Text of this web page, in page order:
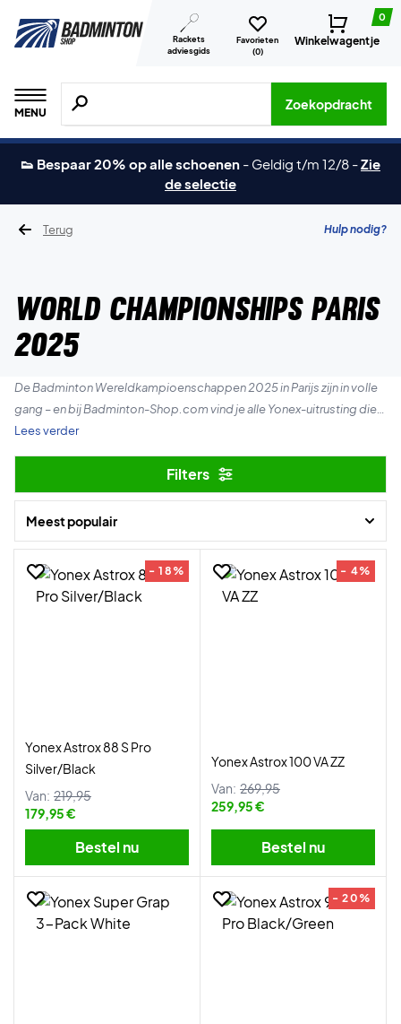
Rackets
adviesgids
Favorieten
(0)
0
Winkelwagentje
MENU
Zoeken naar producten, merken etc.
Zoekopdracht
👟 Bespaar 20% op alle schoenen - Geldig t/m 12/8 -Zie
de selectie
Terug Hulp nodig?
World Championships Paris
2025
De Badminton Wereldkampioenschappen 2025 in Parijs zijn in volle
gang – en bij Badminton-Shop.com vind je alle Yonex-uitrusting die
de beste spelers ter wereld gebruiken.
schoenen, kleding of accessoires – shop dezelfde producten
waarmee de sterren spelen op het WK in Parijs.
Lees verder
Filters
Meest populair
- 18%
Yonex Astrox 88 S Pro
Silver/Black
Van: 219,95
179,95 €
Bestel nu
- 4%
Yonex Astrox 100 VA ZZ
Van: 269,95
259,95 €
Bestel nu
- 20%